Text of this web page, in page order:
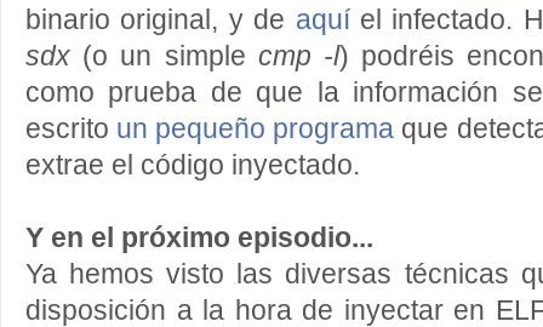
binario original, y de aquíel infectado.
sdx (o un simple cmp -l) podréis
como prueba de que la información
escrito un pequeño programa que
extrae el código inyectado.
Y en el próximo episodio...
Ya hemos visto las diversas técnicas
disposición a la hora de inyectar en